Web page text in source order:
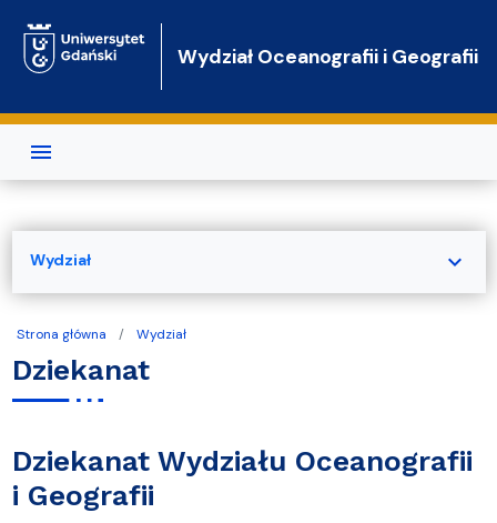
Wydział Oceanografii i Geografii
Strona główna Wydział
Dziekanat
Dziekanat Wydziału Oceanografii
i Geografii
Wydział expand_more